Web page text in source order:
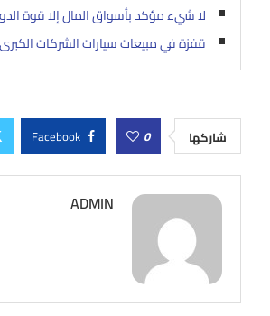
لا شيء مؤكد بأسواق المال إلا قوة
قفزة في مبيعات سيارات الشركات
شاركها 0
Facebook
ADMIN